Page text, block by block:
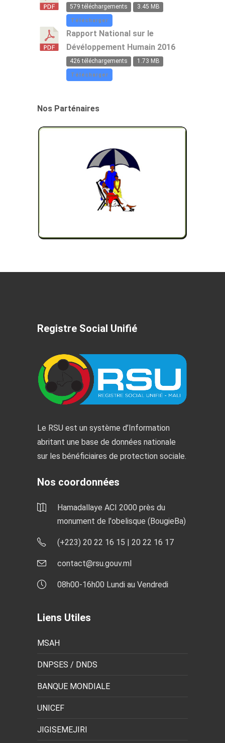
579 téléchargements 3.45 MB
Télécharger
Rapport National sur le
Dévéloppement Humain 2016
426 téléchargements 1.73 MB
Télécharger
Nos Parténaires
Registre Social Unifié
Le RSU est un système d’Information
abritant une base de données nationale
sur les bénéficiaires de protection sociale.
Nos coordonnées
Hamadallaye ACI 2000 près du
monument de l'obelisque (BougieBa)
(+223) 20 22 16 15 | 20 22 16 17
contact@rsu.gouv.ml
08h00-16h00 Lundi au Vendredi
Liens Utiles
MSAH
DNPSES / DNDS
BANQUE MONDIALE
UNICEF
JIGISEMEJIRI